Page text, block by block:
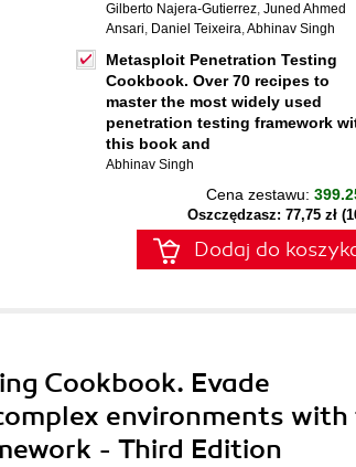
Gilberto Najera-Gutierrez, Juned Ahmed
Ansari, Daniel Teixeira,Abhinav Singh
Metasploit Penetration Testing
Cookbook. Over 70 recipes to
master the most widely used
penetration testing framework
this book and
Abhinav Singh
Cena zestawu:
Oszczędzasz: 77,75 zł
Dodaj do
Cookbook. Evade
environments with
- Third Edition